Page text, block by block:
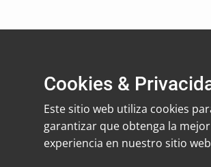
2022 - Política Privacidad |
Cookies &
Este sitio web utiliza cookies
garantizar que obtenga la mejor
experiencia en nuestro sitio